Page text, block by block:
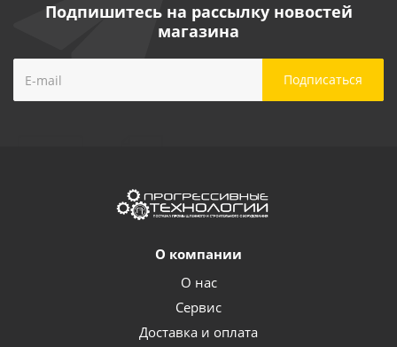
Подпишитесь на рассылку новостей
магазина
О компании
О нас
Сервис
Доставка и оплата